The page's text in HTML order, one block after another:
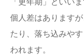
「更年期」といいま
個人差はあります
たり、落ち込みや
われます。